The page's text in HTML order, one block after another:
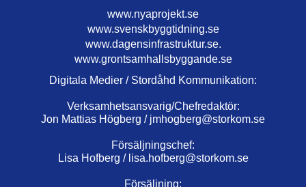
www.nyaprojekt.se
www.svenskbyggtidning.se
www.dagensinfrastruktur.se.
www.grontsamhallsbyggande.se
Digitala Medier / Stordåhd Kommunikation:
Verksamhetsansvarig/Chefredaktör:
Jon Mattias Högberg / jmhogberg@storkom.se
Försäljningschef:
Lisa Hofberg / lisa.hofberg@storkom.se
Försäljning: